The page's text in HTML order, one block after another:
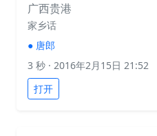
广西贵港
家乡话
● 唐郎
3 秒 · 2016年2月15日 21:52
打开